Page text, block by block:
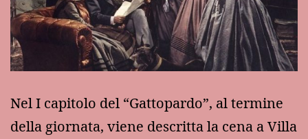
Nel I capitolo del “Gattopardo”, al termine
della giornata, viene descritta la cena a Villa